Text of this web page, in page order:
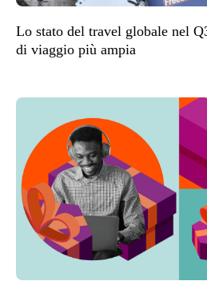
Lo stato del travel globale nel
di viaggio più ampia